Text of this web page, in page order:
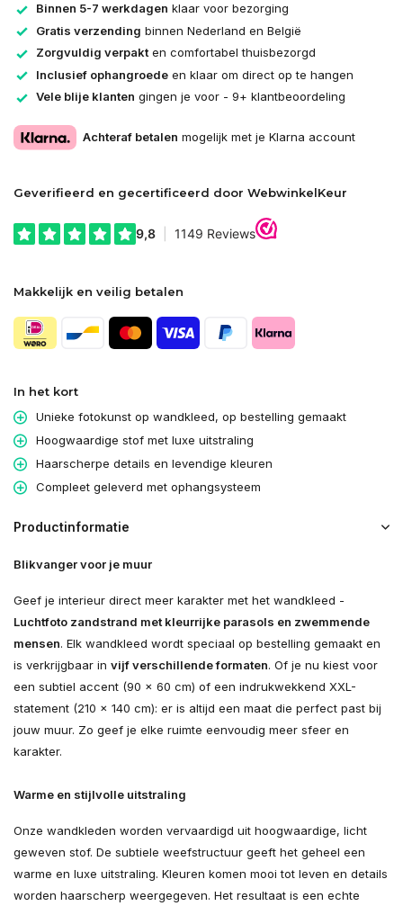
Binnen 5-7 werkdagen klaar voor bezorging
Gratis verzending binnen Nederland en België
Zorgvuldig verpakten comfortabel thuisbezorgd
Inclusief ophangroede en klaar om direct op te hangen
Vele blije klanten gingen je voor - 9+ klantbeoordeling
Achteraf betalen mogelijk met je Klarna account
Geverifieerd en gecertificeerd door WebwinkelKeur
Makkelijk en veilig betalen
In het kort
Unieke fotokunst op wandkleed, op bestelling gemaakt
Hoogwaardige stof met luxe uitstraling
Haarscherpe details en levendige kleuren
Compleet geleverd met ophangsysteem
Productinformatie
Blikvanger voor je muur
Geef je interieur direct meer karakter met het wandkleed -
Luchtfoto zandstrand met kleurrijke parasols en zwemmende
mensen. Elk wandkleed wordt speciaal op bestelling gemaakt en
is verkrijgbaar in vijf verschillende formaten. Of je nu kiest voor
een subtiel accent (90 × 60 cm) of een indrukwekkend XXL-
statement (210 × 140 cm): er is altijd een maat die perfect past bij
jouw muur. Zo geef je elke ruimte eenvoudig meer sfeer en
karakter.
Warme en stijlvolle uitstraling
Onze wandkleden worden vervaardigd uit hoogwaardige, licht
geweven stof. De subtiele weefstructuur geeft het geheel een
warme en luxe uitstraling. Kleuren komen mooi tot leven en details
worden haarscherp weergegeven. Het resultaat is een echte